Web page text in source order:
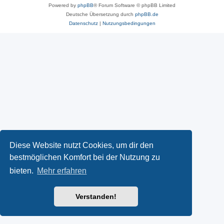
Diese Website nutzt Cookies, um dir den
bestmöglichen Komfort bei der Nutzung zu
bieten. Mehr erfahren
Verstanden!
Powered by phpBB® Forum Software © phpBB Limited
Deutsche Übersetzung durch phpBB.de
Datenschutz| Nutzungsbedingungen